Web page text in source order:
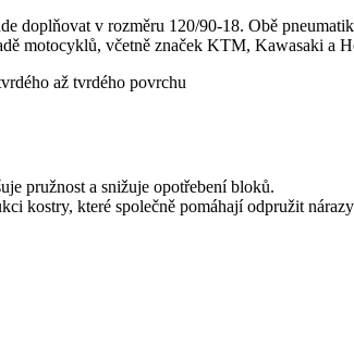
doplňovat v rozměru 120/90-18. Obě
motocyklů, včetně značek KTM, Kawasaki a
až tvrdého povrchu
pružnost a snižuje opotřebení bloků.
kostry, které společně pomáhají odpružit